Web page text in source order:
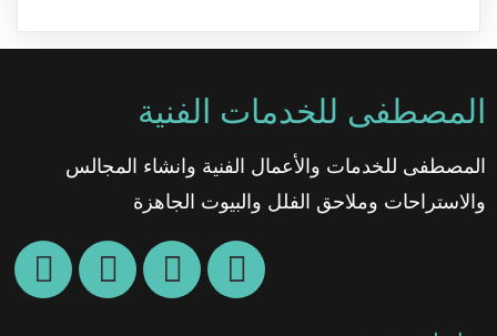
المصطفى للخدمات الفنية
المصطفى للخدمات والأعمال الفنية وانشاء المجالس
والاستراحات وملاحق الفلل والبيوت الجاهزة